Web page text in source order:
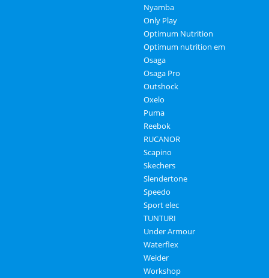
Nyamba
Only Play
Optimum Nutrition
Optimum nutrition em
Osaga
Osaga Pro
Outshock
Oxelo
Puma
Reebok
RUCANOR
Scapino
Skechers
Slendertone
Speedo
Sport elec
TUNTURI
Under Armour
Waterflex
Weider
Workshop